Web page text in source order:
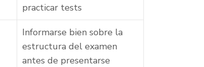
practicar tests
Informarse bien sobre la
estructura del examen
antes de presentarse